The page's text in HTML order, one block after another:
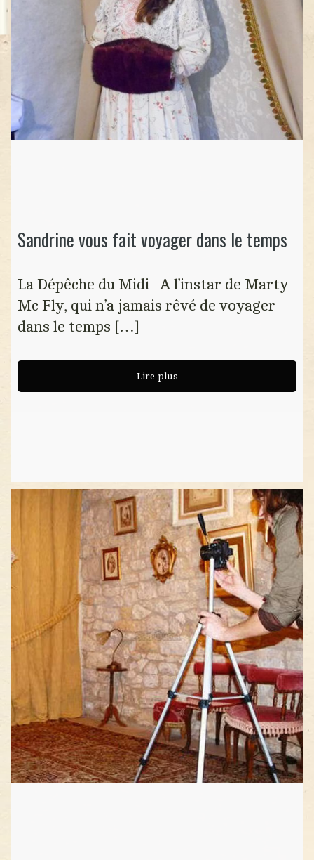
Sandrine vous fait voyager dans le temps
La Dépêche du Midi A l’instar de Marty
Mc Fly, qui n’a jamais rêvé de voyager
dans le temps […]
Lire plus